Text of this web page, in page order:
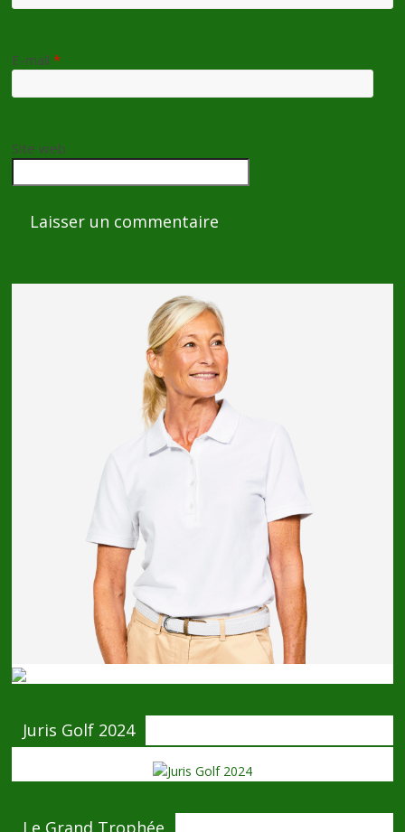
E-mail*
Site web
Juris Golf 2024
Le Grand Trophée